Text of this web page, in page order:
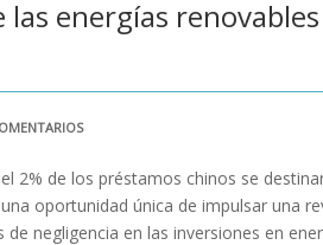
energías
2% de los préstamos chinos se
oportunidad única de impulsar una
negligencia en las inversiones en